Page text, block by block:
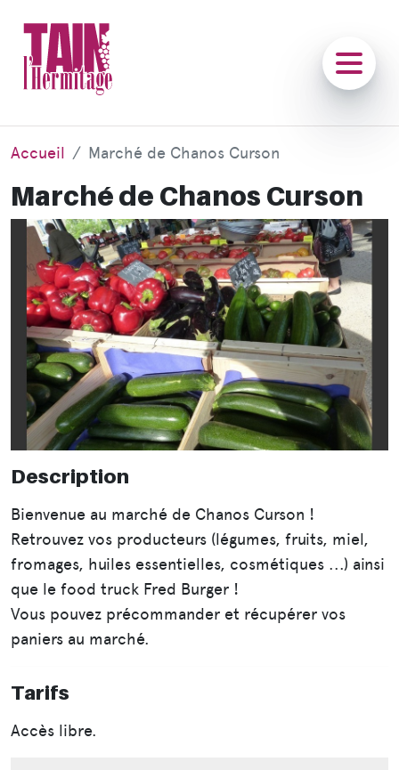
Accueil Marché de Chanos Curson
Marché de Chanos Curson
Description
Bienvenue au marché de Chanos Curson !
Retrouvez vos producteurs (légumes, fruits, miel,
fromages, huiles essentielles, cosmétiques ...) ainsi
que le food truck Fred Burger !
Vous pouvez précommander et récupérer vos
paniers au marché.
Tarifs
Accès libre.